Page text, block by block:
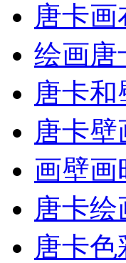
唐卡
绘画唐
唐卡
唐卡
画壁
唐卡
唐卡